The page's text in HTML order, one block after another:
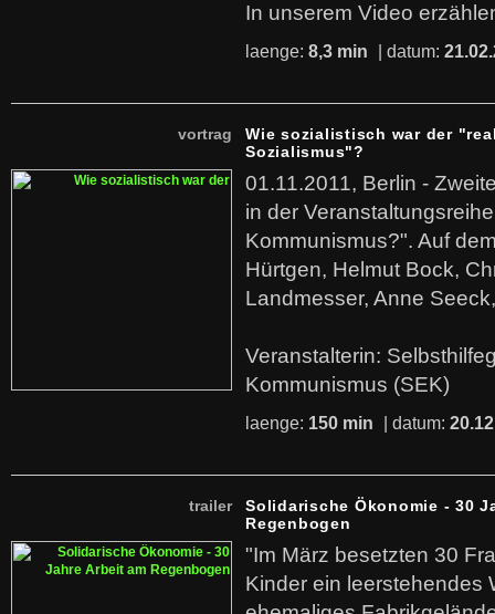
In unserem Video
laenge: 8,3 min | datum:
vortrag
Wie sozialistisch war der
Sozialismus"?
01.11.2011, Berlin -
in der
Kommunismus?". Auf
Hürtgen, Helmut Bock,
Landmesser, Anne
Veranstalterin:
Kommunismus (SEK)
laenge: 150 min | datum:
trailer
Solidarische Ökonomie - 30
Regenbogen
"Im März besetzten 30
Kinder ein leerstehendes